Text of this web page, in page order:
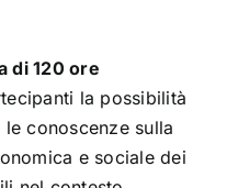
di 120 ore
la possibilità
conoscenze sulla
e sociale dei